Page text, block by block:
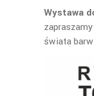
Wystawa
świata